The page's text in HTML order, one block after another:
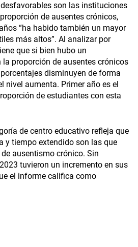
son las instituciones
de ausentes crónicos,
“ha habido también un mayor
más altos”. Al analizar por
que si bien hubo un
la proporción de ausentes crónicos
disminuyen de forma
nivel aumenta. Primer año es el
de estudiantes con esta
de centro educativo refleja que
y tiempo extendido son las que
ausentismo crónico. Sin
tuvieron un incremento en sus
el informe califica como